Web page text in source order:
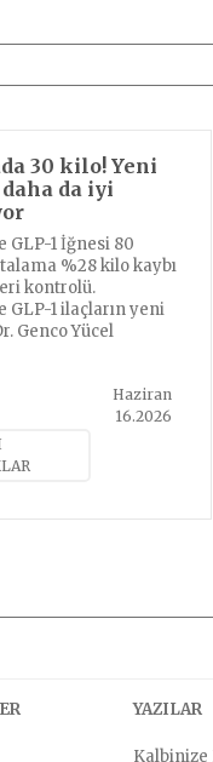
30 kilo! Yeni
daha da iyi
GLP-1 İğnesi 80
%28 kilo kaybı
kontrolü.
GLP-1 ilaçların yeni
Genco Yücel
Haziran
16.2026
YAZILAR
Kalbinize